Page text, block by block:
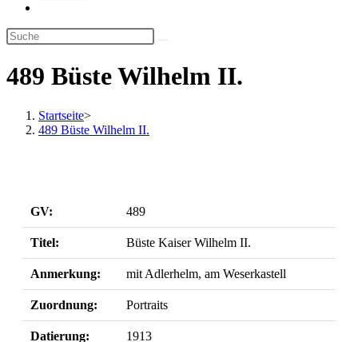
umschalten
489 Büste Wilhelm II.
Startseite>
489 Büste Wilhelm II.
GV: 489
Titel: Büste Kaiser Wilhelm II.
Anmerkung: mit Adlerhelm, am Weserkastell
Zuordnung: Portraits
Datierung: 1913